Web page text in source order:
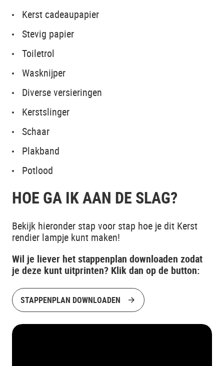
Kerst cadeaupapier
Stevig papier
Toiletrol
Wasknijper
Diverse versieringen
Kerstslinger
Schaar
Plakband
Potlood
HOE GA IK AAN DE SLAG?
Bekijk hieronder stap voor stap hoe je dit Kerst
rendier lampje kunt maken!
Wil je liever het stappenplan downloaden zodat
je deze kunt uitprinten? Klik dan op de button:
STAPPENPLAN DOWNLOADEN